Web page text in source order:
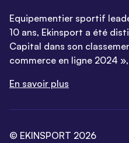
Equipementier sportif
10 ans, Ekinsport a été
Capital dans son
commerce en ligne 2024
En savoir plus
© EKINSPORT 2026